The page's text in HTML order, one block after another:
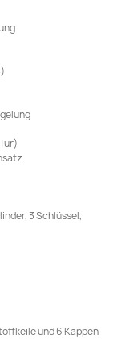
3 Schlüssel,
und 6 Kappen